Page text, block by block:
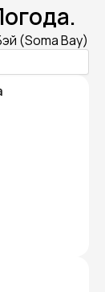
(Soma Bay)